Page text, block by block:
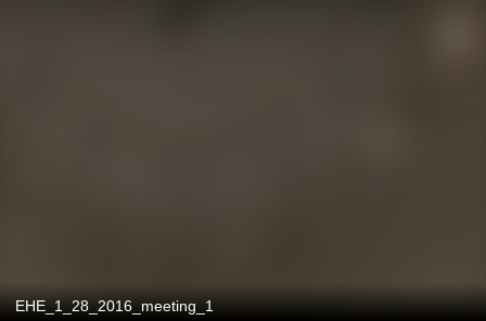
EHE_1_28_2016_meeting_1